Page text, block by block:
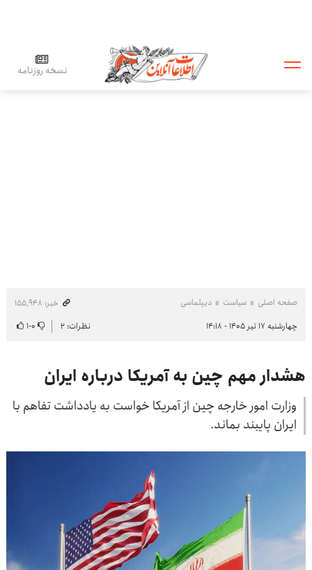
نسخه روزنامه
صفحه اصلی سیاست دیپلماسی
خبر: ۱۵۵٬۹۴۸
چهارشنبه ۱۷ تیر ۱۴۰۵ - ۱۴:۱۸
نظرات: ۲ ۰-۱
هشدار مهم چین به آمریکا درباره ایران
وزارت امور خارجه چین از آمریکا خواست به یادداشت تفاهم با
ایران پایبند بماند.